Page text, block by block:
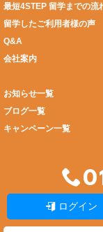
最短4STEP 留学までの流
留学したご利用者様の声
Q&A
会社案内
お知らせ一覧
ブログ一覧
キャンペーン一覧
ログイン